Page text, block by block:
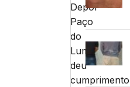
Depol
Paço
do
Lumiar,
deu
cumprimento